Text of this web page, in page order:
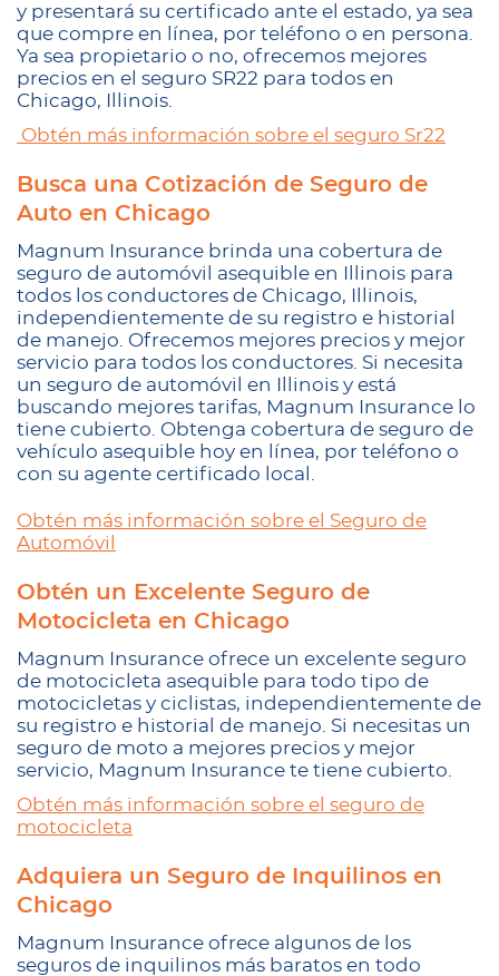
y presentará su certificado ante el estado, ya sea
que compre en línea, por teléfono o en persona.
Ya sea propietario o no, ofrecemos mejores
precios en el seguro SR22 para todos en
Chicago, Illinois.
Obtén más información sobre el seguro Sr22
Busca una Cotización de Seguro de
Auto en Chicago
Magnum Insurance brinda una cobertura de
seguro de automóvil asequible en Illinois para
todos los conductores de Chicago, Illinois,
independientemente de su registro e historial
de manejo. Ofrecemos mejores precios y mejor
servicio para todos los conductores. Si necesita
un seguro de automóvil en Illinois y está
buscando mejores tarifas, Magnum Insurance lo
tiene cubierto. Obtenga cobertura de seguro de
vehículo asequible hoy en línea, por teléfono o
con su agente certificado local.
Obtén más información sobre el Seguro de
Automóvil
Obtén un Excelente Seguro de
Motocicleta en Chicago
Magnum Insurance ofrece un excelente seguro
de motocicleta asequible para todo tipo de
motocicletas y ciclistas, independientemente de
su registro e historial de manejo. Si necesitas un
seguro de moto a mejores precios y mejor
servicio, Magnum Insurance te tiene cubierto.
Obtén más información sobre el seguro de
motocicleta
Adquiera un Seguro de Inquilinos en
Chicago
Magnum Insurance ofrece algunos de los
seguros de inquilinos más baratos en todo